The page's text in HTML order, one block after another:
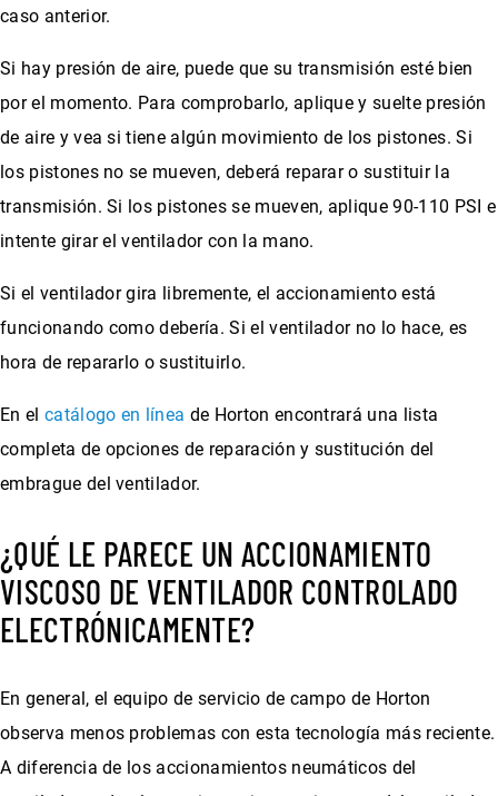
caso anterior.
Si hay presión de aire, puede que su transmisión esté bien
por el momento. Para comprobarlo, aplique y suelte presión
de aire y vea si tiene algún movimiento de los pistones. Si
los pistones no se mueven, deberá reparar o sustituir la
transmisión. Si los pistones se mueven, aplique 90-110 PSI e
intente girar el ventilador con la mano.
Si el ventilador gira libremente, el accionamiento está
funcionando como debería. Si el ventilador no lo hace, es
hora de repararlo o sustituirlo.
En el catálogo en línea de Horton encontrará una lista
completa de opciones de reparación y sustitución del
embrague del ventilador.
¿QUÉ LE PARECE UN ACCIONAMIENTO
VISCOSO DE VENTILADOR CONTROLADO
ELECTRÓNICAMENTE?
En general, el equipo de servicio de campo de Horton
observa menos problemas con esta tecnología más reciente.
A diferencia de los accionamientos neumáticos del